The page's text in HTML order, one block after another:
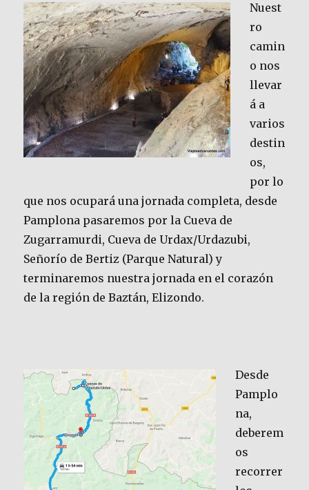
Nuest
ro
camin
o nos
llevar
á a
varios
destin
os,
por lo
que nos ocupará una jornada completa, desde
Pamplona pasaremos por la Cueva de
Zugarramurdi, Cueva de Urdax/Urdazubi,
Señorío de Bertiz (Parque Natural) y
terminaremos nuestra jornada en el corazón
de la región de Baztán, Elizondo.
Desde
Pamplo
na,
deberem
os
recorrer